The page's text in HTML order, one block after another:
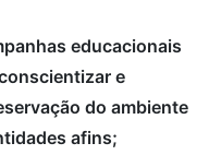
educacionais
e
do ambiente
afins;